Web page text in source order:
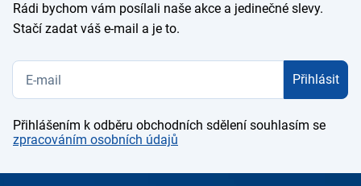
Rádi bychom vám posílali naše akce a jedinečné slevy.
Stačí zadat váš e-mail a je to.
Přihlásit
Přihlášením k odběru obchodních sdělení souhlasím se
zpracováním osobních údajů